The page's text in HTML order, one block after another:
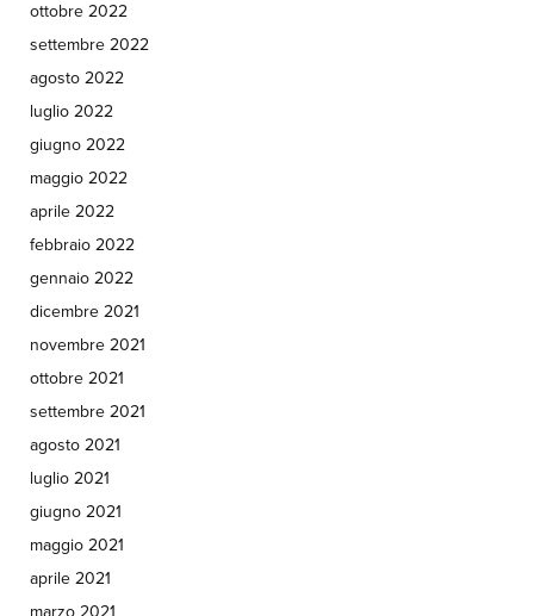
ottobre 2022
settembre 2022
agosto 2022
luglio 2022
giugno 2022
maggio 2022
aprile 2022
febbraio 2022
gennaio 2022
dicembre 2021
novembre 2021
ottobre 2021
settembre 2021
agosto 2021
luglio 2021
giugno 2021
maggio 2021
aprile 2021